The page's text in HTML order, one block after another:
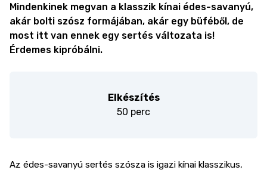
Mindenkinek megvan a klasszik kínai édes-savanyú,
akár bolti szósz formájában, akár egy büféből, de
most itt van ennek egy sertés változata is!
Érdemes kipróbálni.
Elkészítés
50 perc
Az édes-savanyú sertés szósza is igazi kínai klasszikus,